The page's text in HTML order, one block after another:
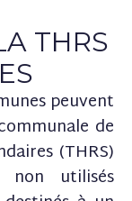
THRS
peuvent
de
(THRS)
non utilisés